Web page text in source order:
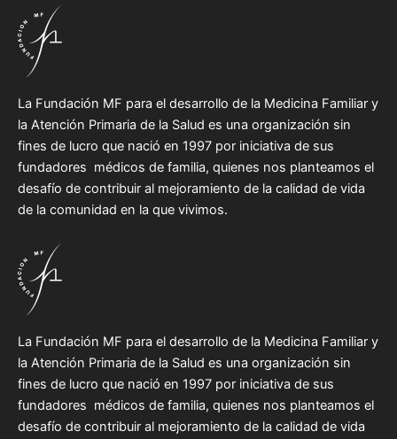
La Fundación MF para el desarrollo de la Medicina Familiar y
la Atención Primaria de la Salud es una organización sin
fines de lucro que nació en 1997 por iniciativa de sus
fundadores médicos de familia, quienes nos planteamos el
desafío de contribuir al mejoramiento de la calidad de vida
de la comunidad en la que vivimos.
La Fundación MF para el desarrollo de la Medicina Familiar y
la Atención Primaria de la Salud es una organización sin
fines de lucro que nació en 1997 por iniciativa de sus
fundadores médicos de familia, quienes nos planteamos el
desafío de contribuir al mejoramiento de la calidad de vida